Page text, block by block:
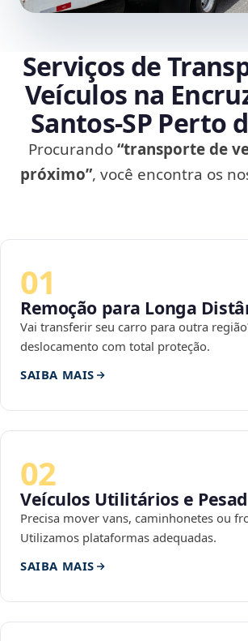
Serviços de
Veículos na
Santos‑SP Perto
Procurando“transporte de
próximo”, você encontra os
01
Remoção para Longa
Vai transferir seu carro para outra
deslocamento com total proteção.
SAIBA MAIS
02
Veículos Utilitários e
Precisa mover vans, caminhonetes ou
Utilizamos plataformas adequadas.
SAIBA MAIS